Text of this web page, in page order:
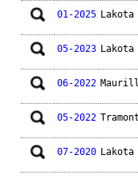
01-2025 Lakota
05-2023 Lakota
06-2022
05-2022
07-2020 Lakota